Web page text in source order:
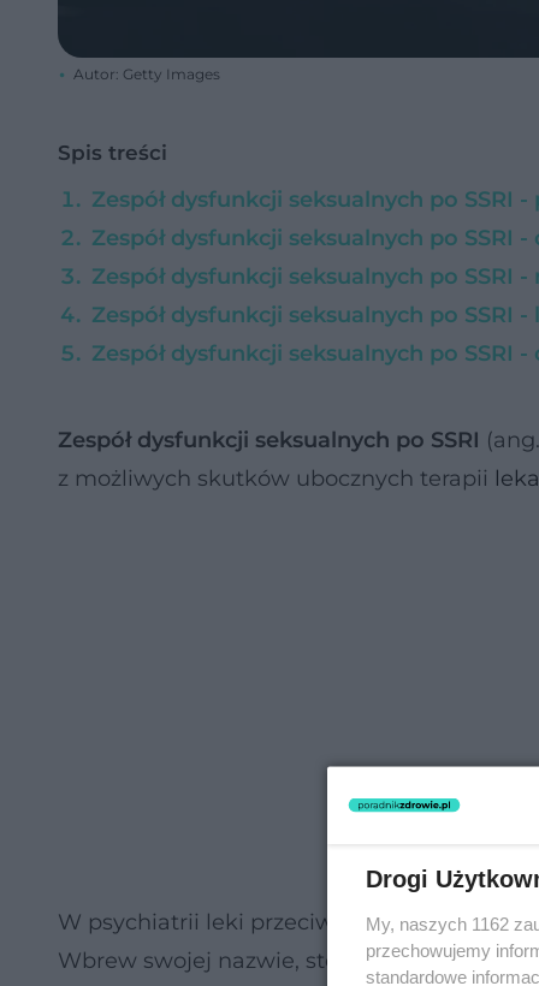
Autor: Getty Images
Spis treści
Zespół dysfunkcji seksualnych po SSRI -
Zespół dysfunkcji seksualnych po SSRI
Zespół dysfunkcji seksualnych po SSRI
Zespół dysfunkcji seksualnych po SSRI -
Zespół dysfunkcji seksualnych po SSRI
Zespół dysfunkcji seksualnych po SSRI
z możliwych skutków ubocznych terapii
W psychiatrii leki przeciwdepresyjne są
Wbrew swojej nazwie, stosowane one są
Drogi
My, naszych 1162
przechowujemy
standardowe